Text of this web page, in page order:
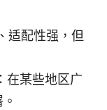
适配性强，但
在某些地区广